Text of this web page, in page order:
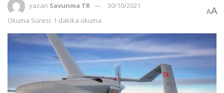
yazan Savunma TR
30/10/2021
Okuma Süresi: 1 dakika okuma
AA